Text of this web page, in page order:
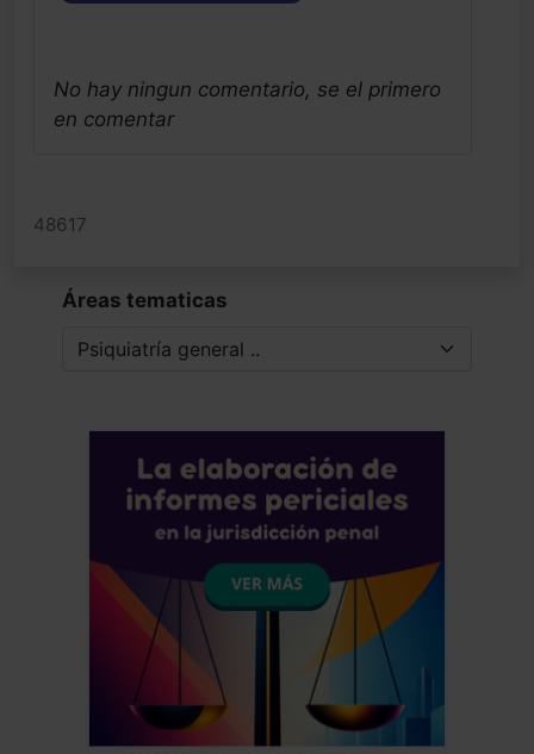
No hay ningun comentario, se el primero
en comentar
48617
Áreas tematicas